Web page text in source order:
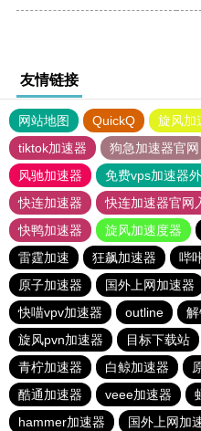
友情链接
网站地图 QuickQ 旋风加
tiktok加速器
狗急加速器官网
风驰加速器
免费vps加速器
快连加速器
快连加速器官网
快鸭加速器
旋风加速度器
雷霆加速
狂飙加速器 哔
原子加速器
国外上网加速器
快喵vpv加速器
outline
旋风pvn加速器
目标下载站
青柠加速器
白鲸加速器
酷通加速器
veee加速器
hammer加速器
国外上网加